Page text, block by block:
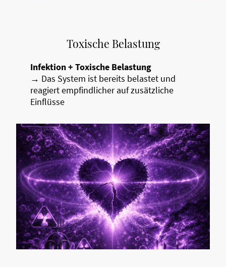
Toxische Belastung
Infektion + Toxische Belastung
→ Das System ist bereits belastet und
reagiert empfindlicher auf zusätzliche
Einflüsse